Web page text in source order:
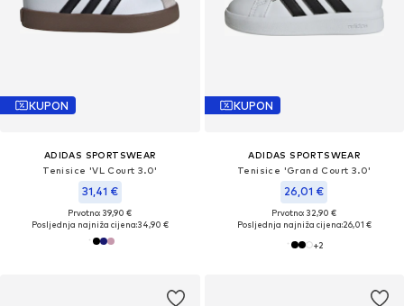
KUPON
ADIDAS SPORTSWEAR
Tenisice 'VL Court 3.0'
31,41 €
Prvotno: 39,90 €
Posljednja najniža cijena:34,90 €
KUPON
ADIDAS SPORTSWEAR
Tenisice 'Grand Court 3.0'
26,01 €
Prvotno: 32,90 €
Posljednja najniža cijena:26,01 €
+2